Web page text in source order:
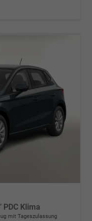
PDC Klima
mit Tageszulassung